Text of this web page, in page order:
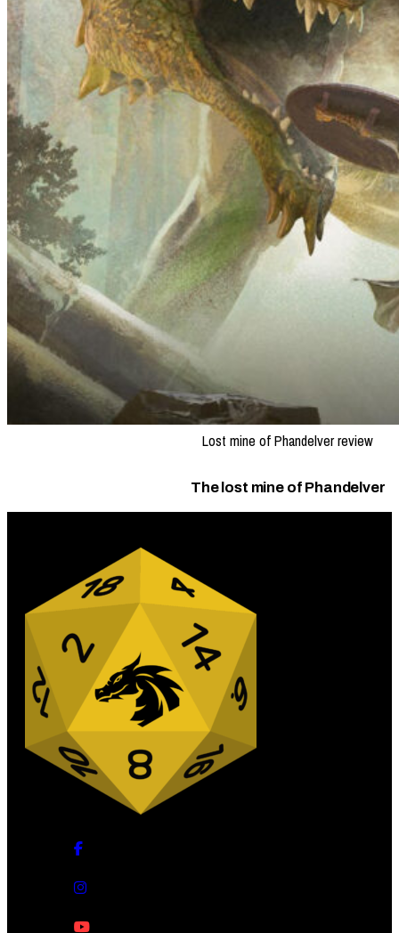
Lost mine of Phandelver review
The lost mine of Phandelver